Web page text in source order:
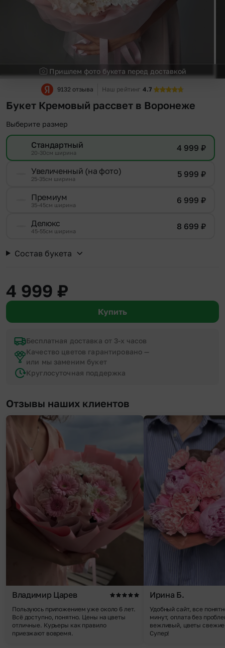
Пришлем фото букета перед доставкой
9132 отзыва Наш рейтинг 4.7
Букет Кремовый рассвет в Воронеже
Выберите размер
Стандартный
20-30см ширина 4 999 ₽
Увеличенный (на фото)
25-35см ширина 5 999 ₽
Премиум
35-45см ширина 6 999 ₽
Делюкс
45-55см ширина 8 699 ₽
Состав букета
4 999 ₽
Купить
Бесплатная доставка от 3-х часов
Качество цветов гарантировано —
или мы заменим букет
Круглосуточная поддержка
Отзывы наших клиентов
Владимир Царев
Пользуюсь приложением уже около 6 лет.
Всё доступно, понятно. Цены на цветы
отличные. Курьеры как правило
приезжают вовремя.
Ирина Б.
Удобный сайт, все
минут, оплата без
вежливый, цветы
Супер!